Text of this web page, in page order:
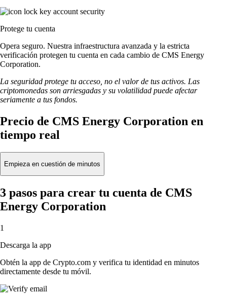
Protege tu cuenta
Opera seguro. Nuestra infraestructura avanzada y la estricta
verificación protegen tu cuenta en cada cambio de CMS Energy
Corporation.
La seguridad protege tu acceso, no el valor de tus activos. Las
criptomonedas son arriesgadas y su volatilidad puede afectar
seriamente a tus fondos.
Precio de CMS Energy Corporation en
tiempo real
Empieza en cuestión de minutos
3 pasos para crear tu cuenta de CMS
Energy Corporation
1
Descarga la app
Obtén la app de Crypto.com y verifica tu identidad en minutos
directamente desde tu móvil.